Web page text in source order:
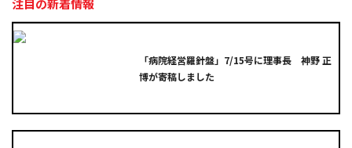
注目の新着情報
「病院経営羅針盤」7/15号に理事長 神野 正
博が寄稿しました